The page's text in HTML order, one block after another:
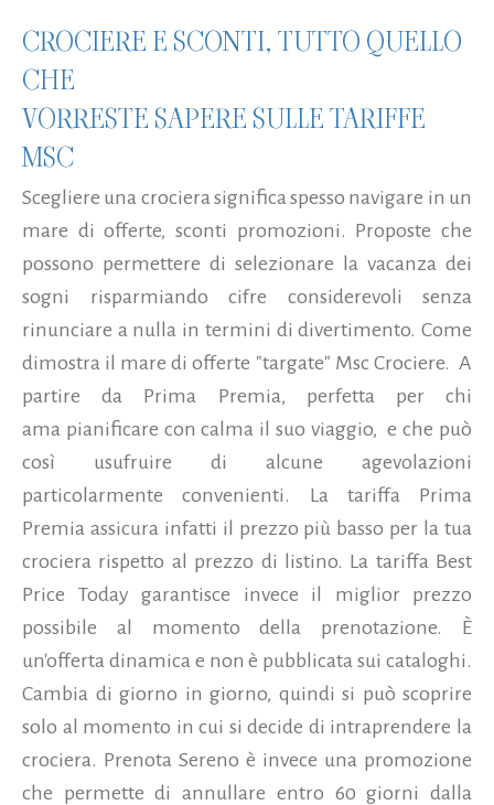
CROCIERE E SCONTI, TUTTO QUELLO
CHE
VORRESTE SAPERE SULLE TARIFFE
MSC
Scegliere una crociera significa spesso navigare in un
mare di offerte, sconti promozioni. Proposte che
possono permettere di selezionare la vacanza dei
sogni risparmiando cifre considerevoli senza
rinunciare a nulla in termini di divertimento. Come
dimostra il mare di offerte "targate" Msc Crociere. A
partire da Prima Premia, perfetta per chi
ama pianificare con calma il suo viaggio, e che può
così usufruire di alcune agevolazioni
particolarmente convenienti. La tariffa Prima
Premia assicura infatti il prezzo più basso per la tua
crociera rispetto al prezzo di listino. La tariffa Best
Price Today garantisce invece il miglior prezzo
possibile al momento della prenotazione. È
un'offerta dinamica e non è pubblicata sui cataloghi.
Cambia di giorno in giorno, quindi si può scoprire
solo al momento in cui si decide di intraprendere la
crociera. Prenota Sereno è invece una promozione
che permette di annullare entro 60 giorni dalla